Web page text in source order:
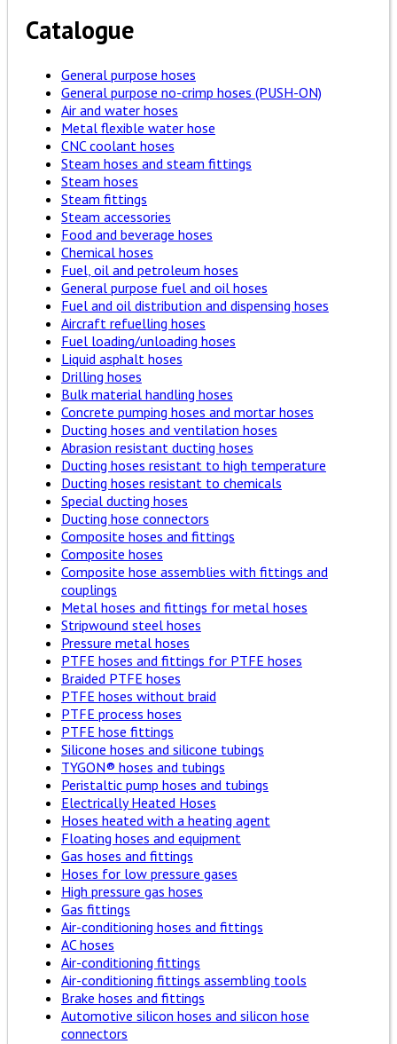
Catalogue
General purpose hoses
General purpose no-crimp hoses (PUSH-ON)
Air and water hoses
Metal flexible water hose
CNC coolant hoses
Steam hoses and steam fittings
Steam hoses
Steam fittings
Steam accessories
Food and beverage hoses
Chemical hoses
Fuel, oil and petroleum hoses
General purpose fuel and oil hoses
Fuel and oil distribution and dispensing hoses
Aircraft refuelling hoses
Fuel loading/unloading hoses
Liquid asphalt hoses
Drilling hoses
Bulk material handling hoses
Concrete pumping hoses and mortar hoses
Ducting hoses and ventilation hoses
Abrasion resistant ducting hoses
Ducting hoses resistant to high temperature
Ducting hoses resistant to chemicals
Special ducting hoses
Ducting hose connectors
Composite hoses and fittings
Composite hoses
Composite hose assemblies with fittings and
couplings
Metal hoses and fittings for metal hoses
Stripwound steel hoses
Pressure metal hoses
PTFE hoses and fittings for PTFE hoses
Braided PTFE hoses
PTFE hoses without braid
PTFE process hoses
PTFE hose fittings
Silicone hoses and silicone tubings
TYGON® hoses and tubings
Peristaltic pump hoses and tubings
Electrically Heated Hoses
Hoses heated with a heating agent
Floating hoses and equipment
Gas hoses and fittings
Hoses for low pressure gases
High pressure gas hoses
Gas fittings
Air-conditioning hoses and fittings
AC hoses
Air-conditioning fittings
Air-conditioning fittings assembling tools
Brake hoses and fittings
Automotive silicon hoses and silicon hose
connectors